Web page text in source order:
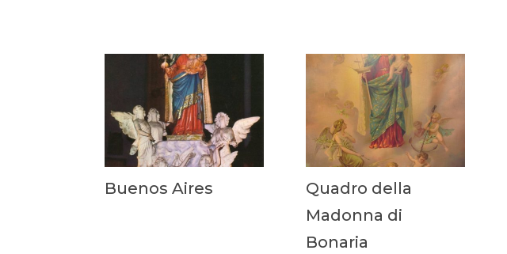
Buenos Aires
Quadro della
Madonna di
Bonaria